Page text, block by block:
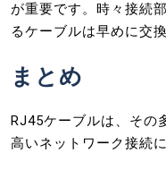
が重要です。時々接続
るケーブルは早めに交
まとめ
RJ45ケーブルは、その
高いネットワーク接続